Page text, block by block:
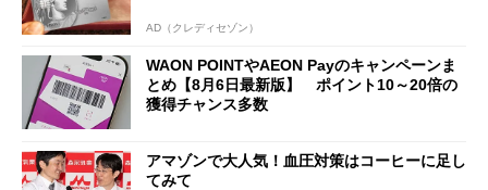
AD（クレディセゾン）
WAON POINTやAEON Payのキャンペーンま
とめ【8月6日最新版】 ポイント10～20倍の
獲得チャンス多数
アマゾンで大人気！血圧対策はコーヒーに足し
てみて